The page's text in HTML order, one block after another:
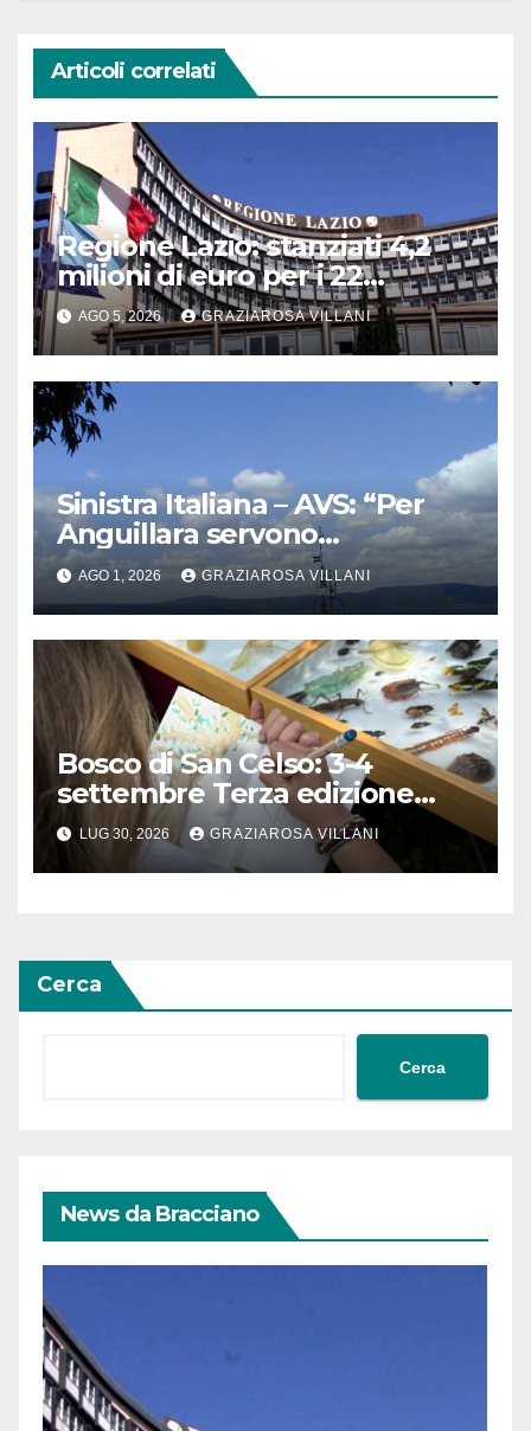
Articoli correlati
Regione Lazio: stanziati 4,2
milioni di euro per i 22
Comuni dell’Etruria
Meridionale
AGO 5, 2026 GRAZIAROSA VILLANI
Sinistra Italiana – AVS: “Per
Anguillara servono
trasparenza, partecipazione e
scelte politiche coraggiose”
AGO 1, 2026 GRAZIAROSA VILLANI
Bosco di San Celso: 3-4
settembre Terza edizione
Festival “Storie in cielo e in
terra”
LUG 30, 2026 GRAZIAROSA VILLANI
Cerca
Cerca
News da Bracciano